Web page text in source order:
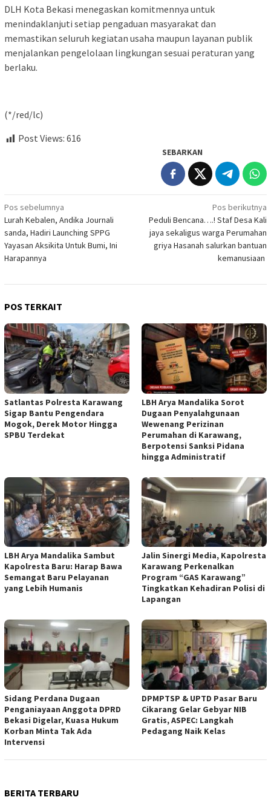
DLH Kota Bekasi menegaskan komitmennya untuk
menindaklanjuti setiap pengaduan masyarakat dan
memastikan seluruh kegiatan usaha maupun layanan publik
menjalankan pengelolaan lingkungan sesuai peraturan yang
berlaku.
(*/red/lc)
Post Views: 616
SEBARKAN
Navigasi
pos
Pos sebelumnya
Lurah Kebalen, Andika Journali
sanda, Hadiri Launching SPPG
Yayasan Aksikita Untuk Bumi, Ini
Harapannya
Pos berikutnya
Peduli Bencana….! Staf Desa Kali
jaya sekaligus warga Perumahan
griya Hasanah salurkan bantuan
kemanusiaan
POS TERKAIT
Satlantas Polresta Karawang
Sigap Bantu Pengendara
Mogok, Derek Motor Hingga
SPBU Terdekat
LBH Arya Mandalika Sorot
Dugaan Penyalahgunaan
Wewenang Perizinan
Perumahan di Karawang,
Berpotensi Sanksi Pidana
hingga Administratif
LBH Arya Mandalika Sambut
Kapolresta Baru: Harap Bawa
Semangat Baru Pelayanan
yang Lebih Humanis
Jalin Sinergi Media, Kapolresta
Karawang Perkenalkan
Program “GAS Karawang”
Tingkatkan Kehadiran Polisi di
Lapangan
Sidang Perdana Dugaan
Penganiayaan Anggota DPRD
Bekasi Digelar, Kuasa Hukum
Korban Minta Tak Ada
Intervensi
DPMPTSP & UPTD Pasar Baru
Cikarang Gelar Gebyar NIB
Gratis, ASPEC: Langkah
Pedagang Naik Kelas
BERITA TERBARU